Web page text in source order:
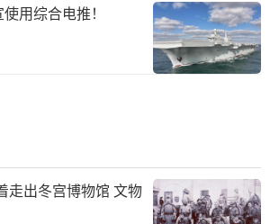
用综合电推！
走出冬宫博物馆 文物